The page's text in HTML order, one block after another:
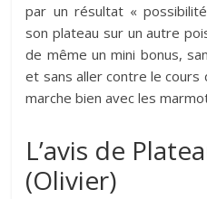
par un résultat «
son plateau sur un autre
de même un mini bonus,
et sans aller contre le cours
marche bien avec les
L’avis de
(Olivier)